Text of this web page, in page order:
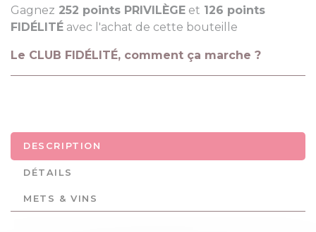
Gagnez 252 points PRIVILÈGE et 126 points
FIDÉLITÉ avec l'achat de cette bouteille
Le CLUB FIDÉLITÉ, comment ça marche ?
DESCRIPTION
DÉTAILS
METS & VINS